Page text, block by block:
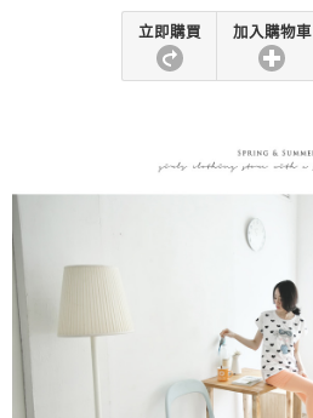
立即購買 加入購物車